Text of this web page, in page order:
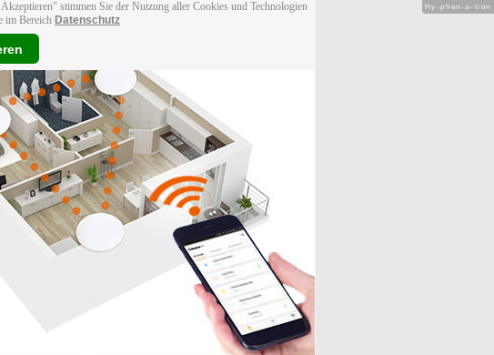
stimmen Sie der Nutzung aller Cookies und Technologien
im Bereich Datenschutz
Hy-phen-a-tion